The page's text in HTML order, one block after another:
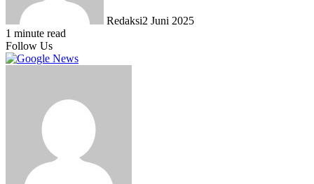
Redaksi2 Juni 2025
1 minute read
Follow Us